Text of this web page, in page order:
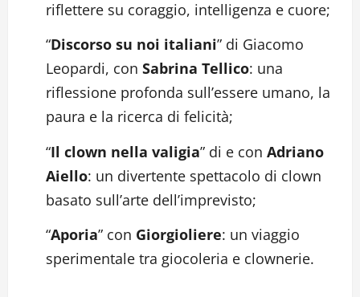
riflettere su coraggio, intelligenza e cuore;
“Discorso su noi italiani” di Giacomo
Leopardi, con Sabrina Tellico: una
riflessione profonda sull’essere umano, la
paura e la ricerca di felicità;
“Il clown nella valigia” di e con Adriano
Aiello: un divertente spettacolo di clown
basato sull’arte dell’imprevisto;
“Aporia” con Giorgioliere: un viaggio
sperimentale tra giocoleria e clownerie.